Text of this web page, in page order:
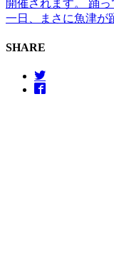
開催されます。 踊
一日、まさに魚津が
SHARE